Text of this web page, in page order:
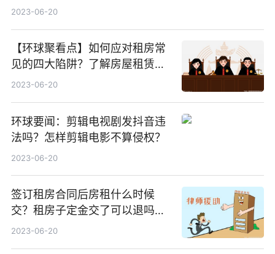
2023-06-20
【环球聚看点】如何应对租房常
见的四大陷阱？了解房屋租赁市
场价格的方式有哪些？
2023-06-20
环球要闻：剪辑电视剧发抖音违
法吗？怎样剪辑电影不算侵权？
2023-06-20
签订租房合同后房租什么时候
交？租房子定金交了可以退吗？_
世界报资讯
2023-06-20